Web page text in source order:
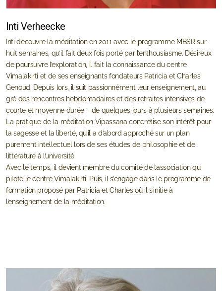
Inti Verheecke
Inti découvre la méditation en 2011 avec le programme MBSR sur
huit semaines, qu’il fait deux fois porté par l’enthousiasme. Désireux
de poursuivre l’exploration, il fait la connaissance du centre
Vimalakirti et de ses enseignants fondateurs Patricia et Charles
Genoud. Depuis lors, il suit passionnément leur enseignement, au
gré des rencontres hebdomadaires et des retraites intensives de
courte et moyenne durée – de quelques jours à plusieurs semaines.
La pratique de la méditation Vipassana concrétise son intérêt pour
la sagesse et la liberté, qu’il a d’abord approché sur un plan
purement intellectuel lors de ses études de philosophie et de
littérature à l’université.
Avec le temps, il devient membre du comité de l’association qui
pilote le centre Vimalakirti. Puis, il s’engage dans le programme de
formation proposé par Patricia et Charles où il s’initie à
l’enseignement de la méditation.